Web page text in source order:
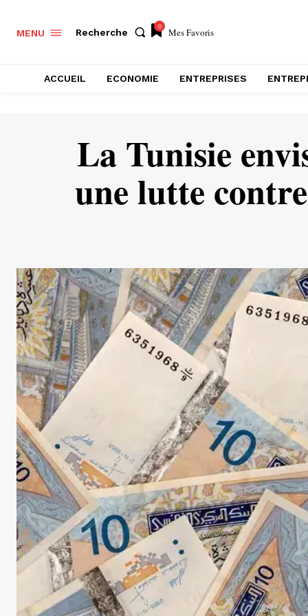
MENU Recherche
0 Mes Favoris
ACCUEIL ECONOMIE ENTREPRISES
La Tunisie
une lutte